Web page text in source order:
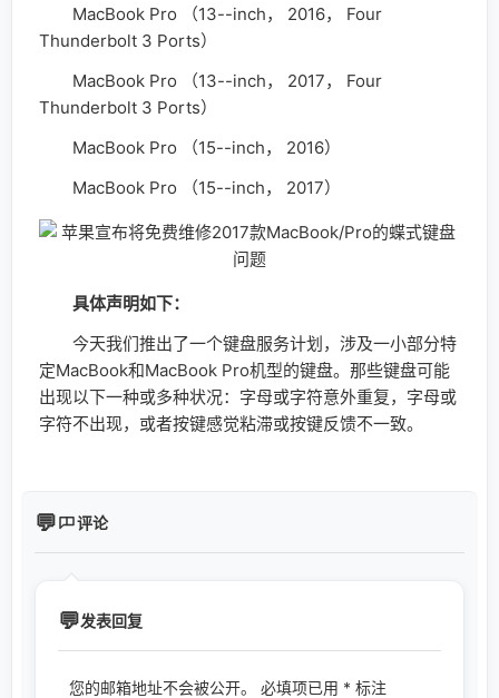
MacBook Pro （13--inch， 2016， Four
Thunderbolt 3 Ports）
MacBook Pro （13--inch， 2017， Four
Thunderbolt 3 Ports）
MacBook Pro （15--inch， 2016）
MacBook Pro （15--inch， 2017）
具体声明如下：
今天我们推出了一个键盘服务计划，涉及一小部分特
定MacBook和MacBook Pro机型的键盘。那些键盘可能
出现以下一种或多种状况：字母或字符意外重复，字母或
字符不出现，或者按键感觉粘滞或按键反馈不一致。
评论
发表回复
您的邮箱地址不会被公开。 必填项已用 * 标注